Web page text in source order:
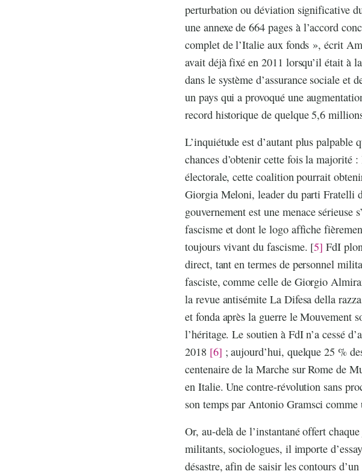
perturbation ou déviation significative
une annexe de 664 pages à l’accord
complet de l’Italie aux fonds », écrit
avait déjà fixé en 2011 lorsqu’il était à
dans le système d’assurance sociale et
un pays qui a provoqué une
record historique de quelque 5,6
L’inquiétude est d’autant plus
chances d’obtenir cette fois la majorité
électorale, cette coalition pourrait
Giorgia Meloni, leader du parti Fratelli
gouvernement est une menace sérieuse
fascisme et dont le logo affiche
toujours vivant du fascisme. [5] FdI
direct, tant en termes de personnel
fasciste, comme celle de Giorgio
la revue antisémite La Difesa della
et fonda après la guerre le
l’héritage. Le soutien à FdI n’a cessé
2018 [6] ; aujourd’hui, quelque 25 %
centenaire de la Marche sur Rome de
en Italie. Une contre-révolution sans
son temps par Antonio Gramsci
Or, au-delà de l’instantané offert
militants, sociologues, il importe
désastre, afin de saisir les contours